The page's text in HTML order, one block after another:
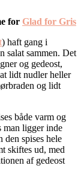
for Glad for Gris
) haft gang i
salat sammen. Det
og gedeost,
lidt nudler heller
og lidt
både varm og
man ligger inde
den spises hele
skiftes ud, med
af gedeost